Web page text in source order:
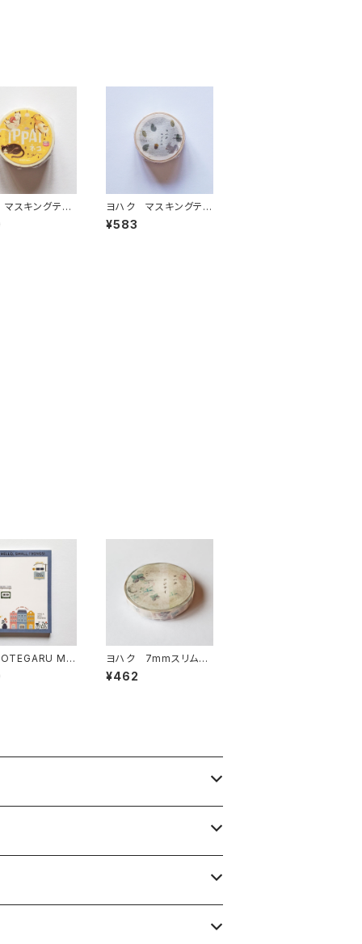
スキングテー
・猫がいっぱい
ヨハク マスキングテ
ープ エゾリス Y-19
0
¥583
ME
PLA
帳
ヨハク 7mmスリムマ
スキングテープ アジ
サイ L-006
¥462